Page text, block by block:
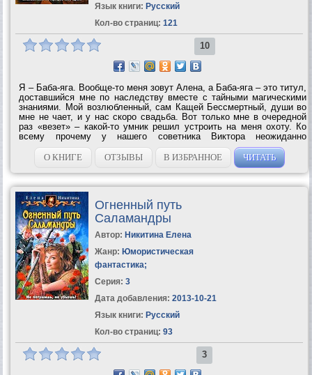
Язык книги: Русский
Кол-во страниц: 121
10
Я – Баба-яга. Вообще-то меня зовут Алена, а Баба-яга – это титул,
доставшийся мне по наследству вместе с тайными магическими
знаниями. Мой возлюбленный, сам Кащей Бессмертный, души во
мне не чает, и у нас скоро свадьба. Вот только мне в очередной
раз «везет» – какой-то умник решил устроить на меня охоту. Ко
всему прочему у нашего советника Виктора неожиданно
проснулась любвеобильность, кот занят устройством личной
жизни, меня охватила...
О КНИГЕ ОТЗЫВЫ В ИЗБРАННОЕ ЧИТАТЬ
Огненный путь
Саламандры
Автор: Никитина Елена
Жанр: Юмористическая
фантастика;
Серия: 3
Дата добавления: 2013-10-21
Язык книги: Русский
Кол-во страниц: 93
3